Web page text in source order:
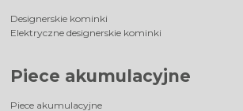
Designerskie kominki
Elektryczne designerskie kominki
Piece akumulacyjne
Piece akumulacyjne